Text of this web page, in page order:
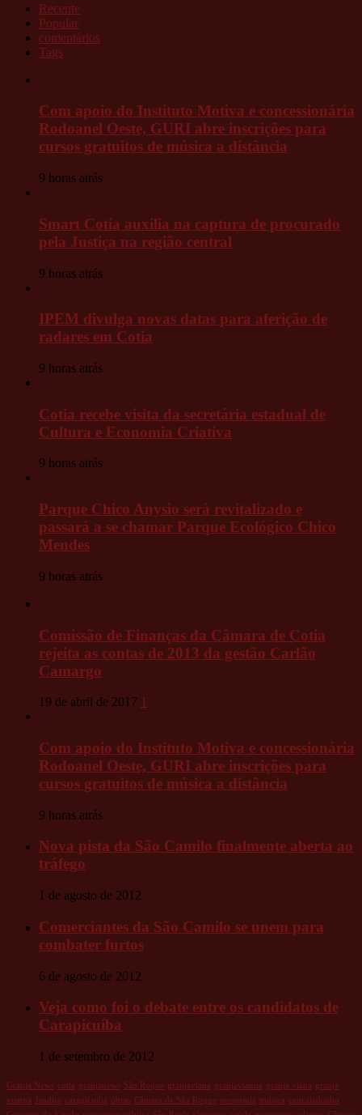
Recente
Popular
comentários
Tags
Com apoio do Instituto Motiva e concessionária
Rodoanel Oeste, GURI abre inscrições para
cursos gratuitos de música a distância
9 horas atrás
Smart Cotia auxilia na captura de procurado
pela Justiça na região central
9 horas atrás
IPEM divulga novas datas para aferição de
radares em Cotia
9 horas atrás
Cotia recebe visita da secretária estadual de
Cultura e Economia Criativa
9 horas atrás
Parque Chico Anysio será revitalizado e
passará a se chamar Parque Ecológico Chico
Mendes
9 horas atrás
Comissão de Finanças da Câmara de Cotia
rejeita as contas de 2013 da gestão Carlão
Camargo
19 de abril de 2017 1
Com apoio do Instituto Motiva e concessionária
Rodoanel Oeste, GURI abre inscrições para
cursos gratuitos de música a distância
9 horas atrás
Nova pista da São Camilo finalmente aberta ao
tráfego
1 de agosto de 2012
Comerciantes da São Camilo se unem para
combater furtos
6 de agosto de 2012
Veja como foi o debate entre os candidatos de
Carapicuíba
1 de setembro de 2012
Granja News cotia granjanews São Roque granjaviana granjavianna granja viana granja
vianna
Jandira carapicuiba obras Câmara de São Roque economia música caucaiadoalto